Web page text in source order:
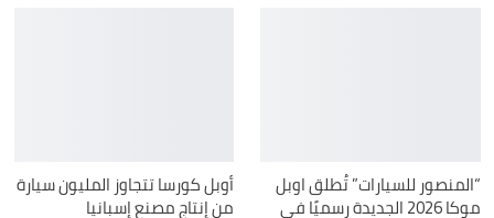
“المنصور للسيارات” تُطلق اوبل
موكا 2026 الجديدة رسميًا في
أوبل كورسا تتجاوز المليون سيارة
من إنتاج مصنع إسبانيا